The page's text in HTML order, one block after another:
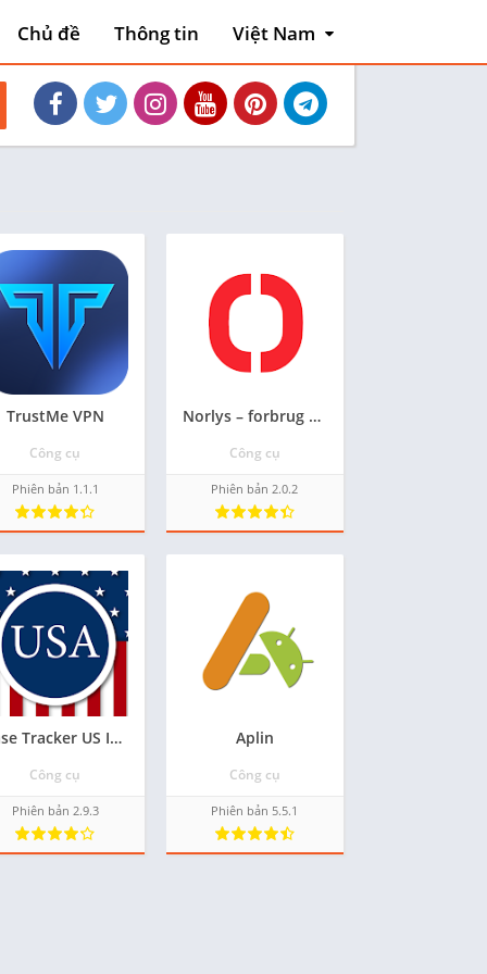
Chủ đề Thông tin
Việt Nam
English
Việt Nam
TrustMe VPN
Công cụ
Phiên bản 1.1.1
Norlys – forbrug og elpriser
Công cụ
Phiên bản 2.0.2
Case Tracker US Immigration
Công cụ
Phiên bản 2.9.3
Aplin
Công cụ
Phiên bản 5.5.1